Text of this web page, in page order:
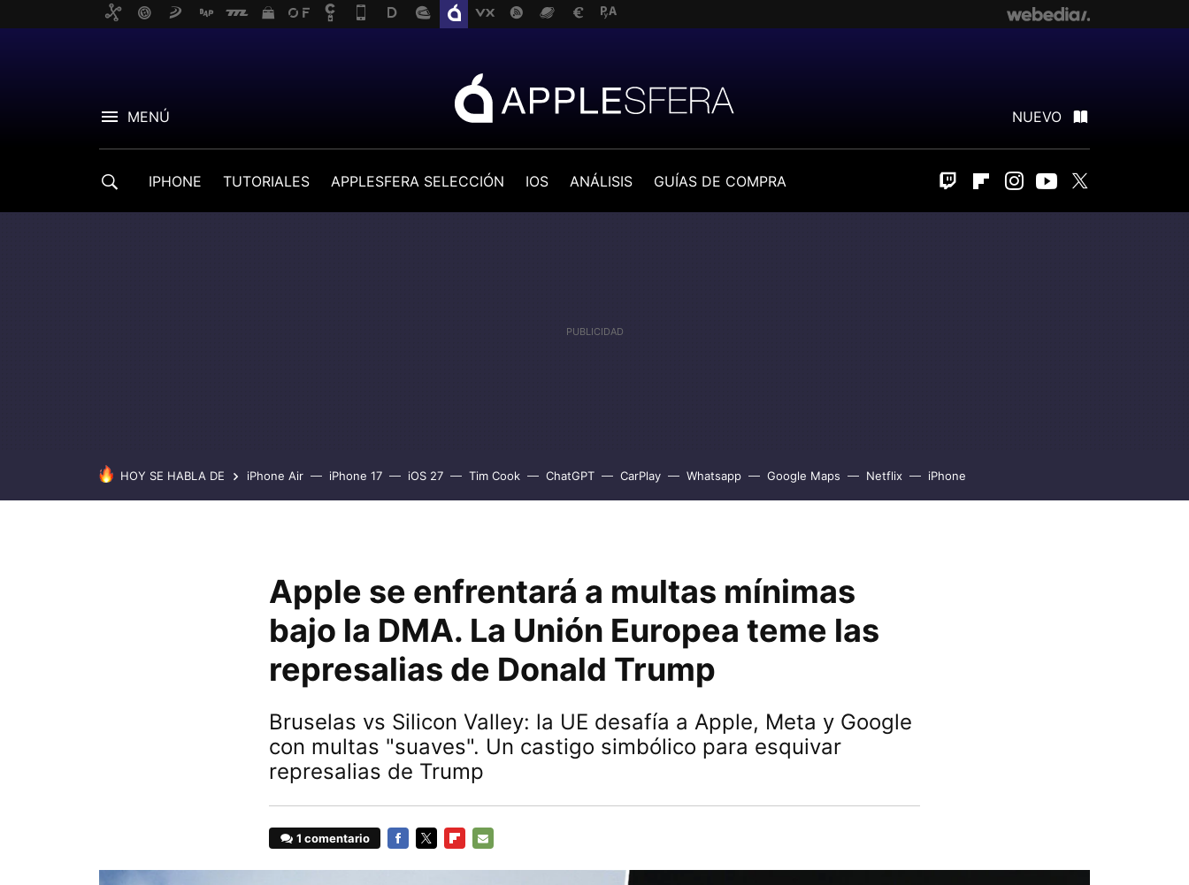
MENÚ NUEVO
IPHONE TUTORIALES APPLESFERA SELECCIÓN IOS ANÁLISIS GUÍAS DE COMPRA Twitch FlipboardInstagram
Youtube
HOY SE HABLA DE iPhone Air iPhone 17 iOS 27 Tim Cook ChatGPT CarPlay Whatsapp Google Maps Netflix iPhone
Apple se enfrentará a multas mínimas
bajo la DMA. La Unión Europea teme las
represalias de Donald Trump
Bruselas vs Silicon Valley: la UE desafía a Apple, Meta y Google
con multas "suaves". Un castigo simbólico para esquivar
represalias de Trump
1 comentario